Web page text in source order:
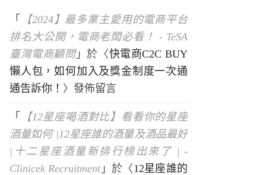
「
【2024】最多業主愛用的電商平台
排名大公開，電商老闆必看！ - TeSA
臺灣電商顧問」於〈快電商C2C BUY
懶人包，如何加入及獎金制度一次通
通告訴你！ 〉發佈留言
「
【12星座喝酒對比】看看你的星座
酒量如何 |12星座誰的酒量及酒品最好
|十二星座酒量新排行榜出來了 | -
Clinicek Recruitment 」於〈 12星座誰的